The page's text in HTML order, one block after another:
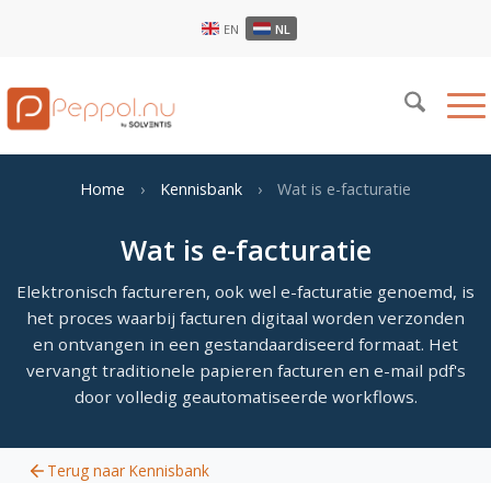
EN NL
Home › Kennisbank › Wat is e-facturatie
Wat is e-facturatie
Elektronisch factureren, ook wel e-facturatie genoemd, is
het proces waarbij facturen digitaal worden verzonden
en ontvangen in een gestandaardiseerd formaat. Het
vervangt traditionele papieren facturen en e-mail pdf's
door volledig geautomatiseerde workflows.
Terug naar Kennisbank